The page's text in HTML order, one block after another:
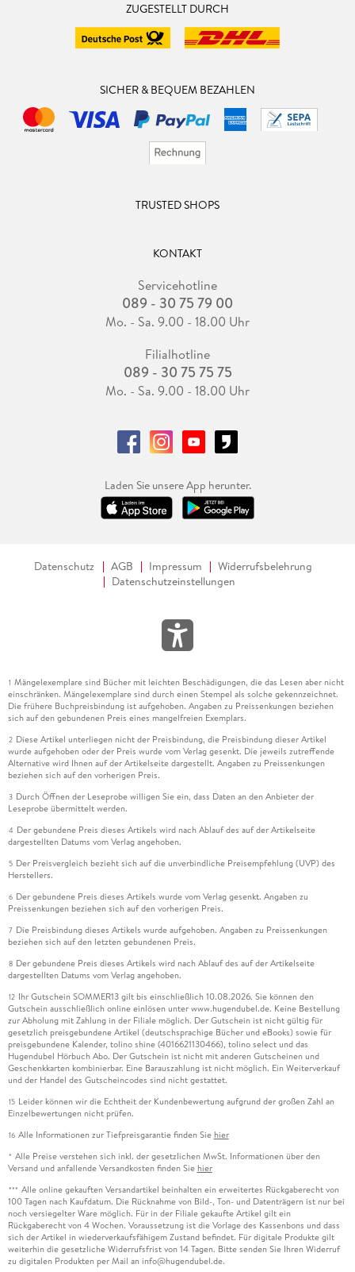
ZUGESTELLT DURCH
SICHER & BEQUEM BEZAHLEN
TRUSTED SHOPS
KONTAKT
Servicehotline
089 - 30 75 79 00
Mo. - Sa. 9.00 - 18.00 Uhr
Filialhotline
089 - 30 75 75 75
Mo. - Sa. 9.00 - 18.00 Uhr
Laden Sie unsere App herunter.
Datenschutz AGB Impressum
Widerrufsbelehrung
Datenschutzeinstellungen
1 Mängelexemplare sind Bücher mit leichten Beschädigungen, die das Lesen aber nicht
einschränken. Mängelexemplare sind durch einen Stempel als solche gekennzeichnet.
Die frühere Buchpreisbindung ist aufgehoben. Angaben zu Preissenkungen beziehen
sich auf den gebundenen Preis eines mangelfreien Exemplars.
2 Diese Artikel unterliegen nicht der Preisbindung, die Preisbindung dieser Artikel
wurde aufgehoben oder der Preis wurde vom Verlag gesenkt. Die jeweils zutreffende
Alternative wird Ihnen auf der Artikelseite dargestellt. Angaben zu Preissenkungen
beziehen sich auf den vorherigen Preis.
3 Durch Öffnen der Leseprobe willigen Sie ein, dass Daten an den Anbieter der
Leseprobe übermittelt werden.
4 Der gebundene Preis dieses Artikels wird nach Ablauf des auf der Artikelseite
dargestellten Datums vom Verlag angehoben.
5 Der Preisvergleich bezieht sich auf die unverbindliche Preisempfehlung (UVP) des
Herstellers.
6 Der gebundene Preis dieses Artikels wurde vom Verlag gesenkt. Angaben zu
Preissenkungen beziehen sich auf den vorherigen Preis.
7 Die Preisbindung dieses Artikels wurde aufgehoben. Angaben zu Preissenkungen
beziehen sich auf den letzten gebundenen Preis.
8 Der gebundene Preis dieses Artikels wird nach Ablauf des auf der Artikelseite
dargestellten Datums vom Verlag angehoben.
12 Ihr Gutschein SOMMER13 gilt bis einschließlich 10.08.2026. Sie können den
Gutschein ausschließlich online einlösen unter www.hugendubel.de. Keine Bestellung
zur Abholung mit Zahlung in der Filiale möglich. Der Gutschein ist nicht gültig für
gesetzlich preisgebundene Artikel (deutschsprachige Bücher und eBooks) sowie für
preisgebundene Kalender, tolino shine (4016621130466), tolino select und das
Hugendubel Hörbuch Abo. Der Gutschein ist nicht mit anderen Gutscheinen und
Geschenkkarten kombinierbar. Eine Barauszahlung ist nicht möglich. Ein Weiterverkauf
und der Handel des Gutscheincodes sind nicht gestattet.
15 Leider können wir die Echtheit der Kundenbewertung aufgrund der großen Zahl an
Einzelbewertungen nicht prüfen.
16 Alle Informationen zur Tiefpreisgarantie finden Sie hier
* Alle Preise verstehen sich inkl. der gesetzlichen MwSt. Informationen über den
Versand und anfallende Versandkosten finden Sie hier
*** Alle online gekauften Versandartikel beinhalten ein erweitertes Rückgaberecht von
100 Tagen nach Kaufdatum. Die Rücknahme von Bild-, Ton- und Datenträgern ist nur bei
noch versiegelter Ware möglich. Für in der Filiale gekaufte Artikel gilt ein
Rückgaberecht von 4 Wochen. Voraussetzung ist die Vorlage des Kassenbons und dass
sich der Artikel in wiederverkaufsfähigem Zustand befindet. Für digitale Produkte gilt
weiterhin die gesetzliche Widerrufsfrist von 14 Tagen. Bitte senden Sie Ihren Widerruf
zu digitalen Produkten per Mail an info@hugendubel.de.